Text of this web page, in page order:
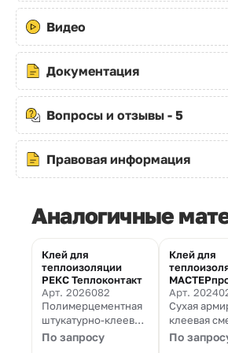
Видео
Документация
Вопросы и отзывы - 5
Правовая информация
Аналогичные
Клей для
теплоизоляции
РЕКС Теплоконтакт
Арт. 2026082
Полимерцементная
штукатурно-клеевая
смесь для монтажа
По запросу
Клей для
Арт.
Сухая
клеевая
основе
По